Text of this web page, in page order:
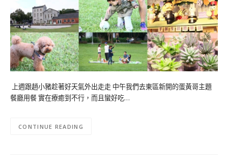
上週跟趙小豬趁著好天氣外出走走 中午我們去東區新開的蛋黃哥主題
餐廳用餐 實在療癒到不行，而且蠻好吃…
CONTINUE READING